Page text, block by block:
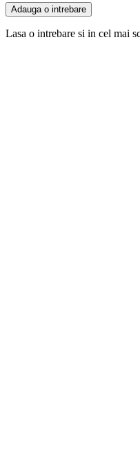
Adauga o intrebare
Lasa o intrebare si in cel mai